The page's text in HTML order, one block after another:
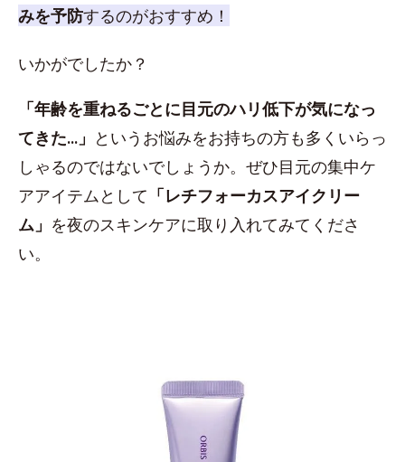
みを予防するのがおすすめ！
いかがでしたか？
「年齢を重ねるごとに目元のハリ低下が気になっ
てきた...」 というお悩みをお持ちの方も多くいらっ
しゃるのではないでしょうか。ぜひ目元の集中ケ
アアイテムとして 「レチフォーカスアイクリー
ム」 を夜のスキンケアに取り入れてみてくださ
い。